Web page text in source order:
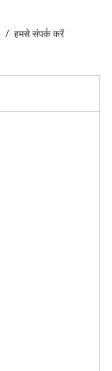
हमसे संपर्क करें